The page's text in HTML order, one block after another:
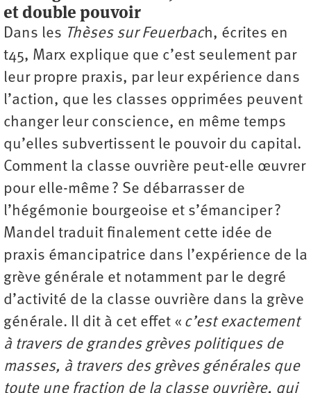
et double pouvoir
Dans les Thèses sur Feuerbach, écrites en
t45, Marx explique que c’est seulement par
leur propre praxis, par leur expérience dans
l’action, que les classes opprimées peuvent
changer leur conscience, en même temps
qu’elles subvertissent le pouvoir du capital.
Comment la classe ouvrière peut-elle œuvrer
pour elle-même ? Se débarrasser de
l’hégémonie bourgeoise et s’émanciper ?
Mandel traduit finalement cette idée de
praxis émancipatrice dans l’expérience de la
grève générale et notamment par le degré
d’activité de la classe ouvrière dans la grève
générale. Il dit à cet effet « c’est exactement
à travers de grandes grèves politiques de
masses, à travers des grèves générales que
toute une fraction de la classe ouvrière, qui